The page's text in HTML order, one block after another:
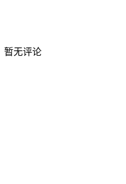
暂无评论